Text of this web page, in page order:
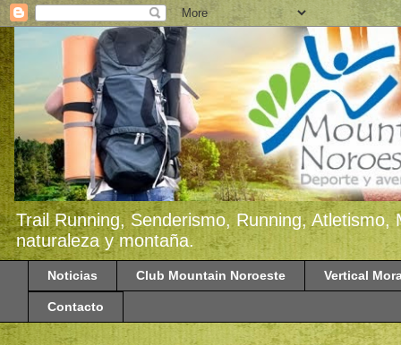
Trail Running, Senderismo, Running,
naturaleza y montaña.
Noticias Club Mountain Noroeste Vertical
Contacto